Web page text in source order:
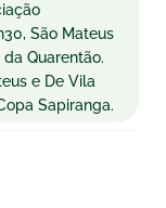
São Mateus
Quarentão.
e De Vila
Sapiranga.